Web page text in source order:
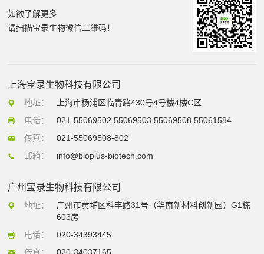
如欲了解更多
请扫描宝录生物微信二维码！
上海宝录生物科技有限公司
地址：
上海市杨浦区临青路430号4号楼4楼C区
电话：
021-55069502 55069503 55069508 55061584
传真：
021-55069508-802
邮箱：
info@bioplus-biotech.com
广州宝录生物科技有限公司
地址：
广州市黄埔区科丰路31号（华南新材料创新园）G1栋
603房
电话：
020-34393445